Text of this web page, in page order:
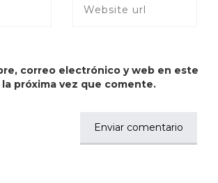
correo electrónico y web en este
próxima vez que comente.